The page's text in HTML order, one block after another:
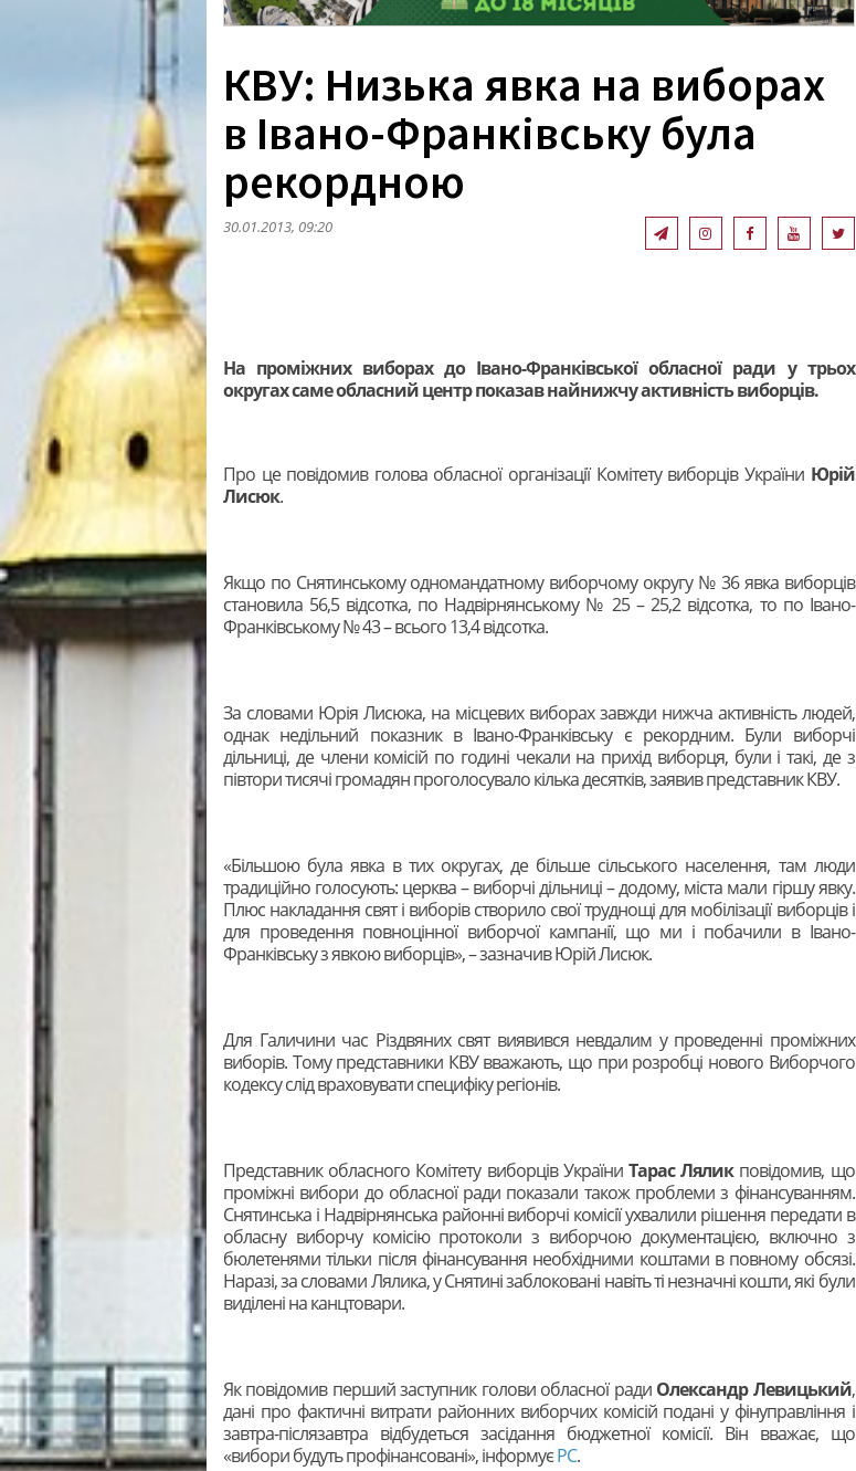
КВУ: Низька явка на виборах
в Івано-Франківську була
рекордною
30.01.2013, 09:20
На проміжних виборах до Івано-Франківської обласної ради у трьох
округах саме обласний центр показав найнижчу активність виборців.
Про це повідомив голова обласної організації Комітету виборців України Юрій
Лисюк.
Якщо по Снятинському одномандатному виборчому округу № 36 явка виборців
становила 56,5 відсотка, по Надвірнянському № 25 – 25,2 відсотка, то по Івано-
Франківському № 43 – всього 13,4 відсотка.
За словами Юрія Лисюка, на місцевих виборах завжди нижча активність людей,
однак недільний показник в Івано-Франківську є рекордним. Були виборчі
дільниці, де члени комісій по годині чекали на прихід виборця, були і такі, де з
півтори тисячі громадян проголосувало кілька десятків, заявив представник КВУ.
«Більшою була явка в тих округах, де більше сільського населення, там люди
традиційно голосують: церква – виборчі дільниці – додому, міста мали гіршу явку.
Плюс накладання свят і виборів створило свої труднощі для мобілізації виборців і
для проведення повноцінної виборчої кампанії, що ми і побачили в Івано-
Франківську з явкою виборців», – зазначив Юрій Лисюк.
Для Галичини час Різдвяних свят виявився невдалим у проведенні проміжних
виборів. Тому представники КВУ вважають, що при розробці нового Виборчого
кодексу слід враховувати специфіку регіонів.
Представник обласного Комітету виборців України Тарас Ляликповідомив, що
проміжні вибори до обласної ради показали також проблеми з фінансуванням.
Снятинська і Надвірнянська районні виборчі комісії ухвалили рішення передати в
обласну виборчу комісію протоколи з виборчою документацією, включно з
бюлетенями тільки після фінансування необхідними коштами в повному обсязі.
Наразі, за словами Лялика, у Снятині заблоковані навіть ті незначні кошти, які були
виділені на канцтовари.
Як повідомив перший заступник голови обласної ради Олександр Левицький,
дані про фактичні витрати районних виборчих комісій подані у фінуправління і
завтра-післязавтра відбудеться засідання бюджетної комісії. Він вважає, що
«вибори будуть профінансовані», інформуєРС.